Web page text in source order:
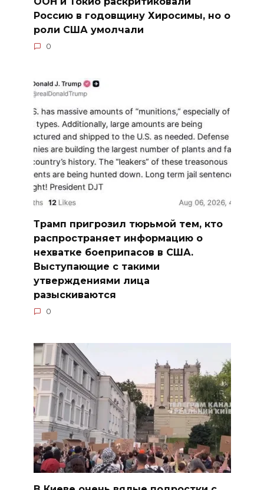
Россию в годовщину Хиросимы, но о
роли США умолчали
0
Трамп пригрозил тюрьмой тем, кто
распространяет информацию о
нехватке боеприпасов в США.
Выступающие с такими
утверждениями лица
разыскиваются
0